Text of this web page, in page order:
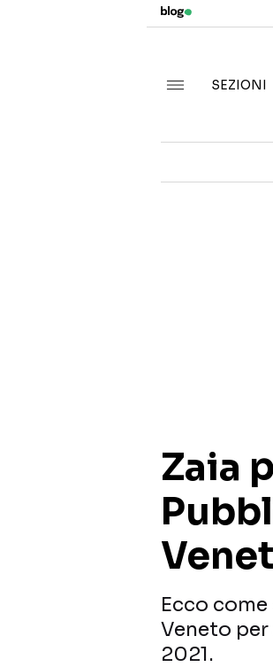
SEZIONI
Zaia
Ecco
Veneto per
2021.